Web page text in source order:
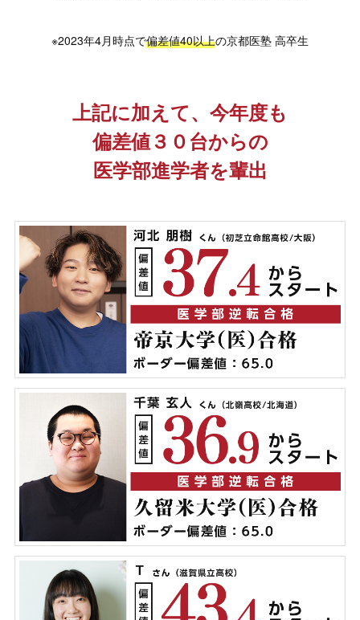
※2023年4月時点で偏差値40以上の京都医塾 高卒生
上記に加えて、 今年度も
偏差値３０台からの
医学部進学者を輩出